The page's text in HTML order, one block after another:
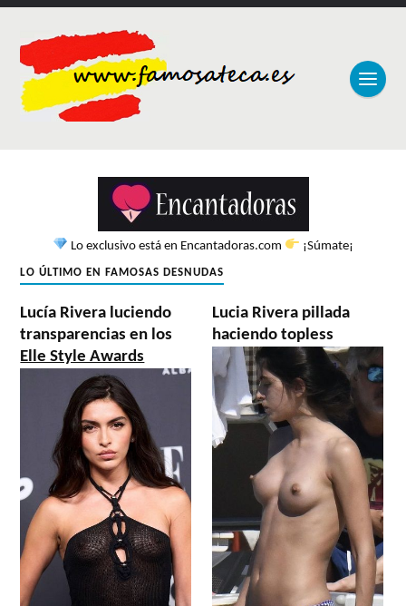
Lo exclusivo está en Encantadoras.com ¡Súmate¡
LO ÚLTIMO EN FAMOSAS DESNUDAS
Lucía Rivera luciendo
transparencias en los
Elle Style Awards
Lucia Rivera pillada
haciendo topless